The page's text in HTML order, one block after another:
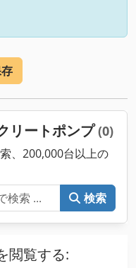
リートポンプ(0)
、200,000台以上の
検索
閲覧する: